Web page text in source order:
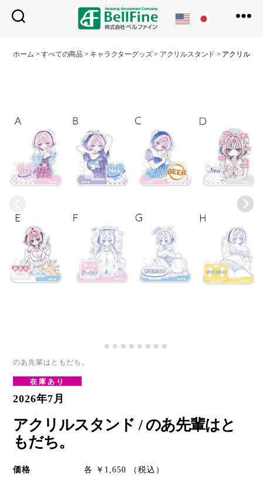
フ
ホーム >すべての商品 > キャラクターグッズ> アクリルスタンド > アクリルス
のあ先輩はともだち。
在庫あり
2026年7月
アクリルスタンド / のあ先輩はと
もだち。
価格 各 ￥1,650 （税込）